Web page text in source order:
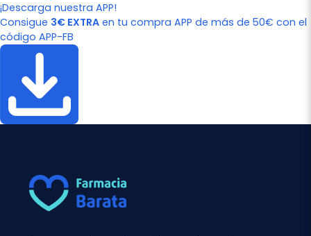
¡Descarga nuestra APP!
Consigue 3€ EXTRA en tu compra APP de más de 50€ con el
código APP-FB